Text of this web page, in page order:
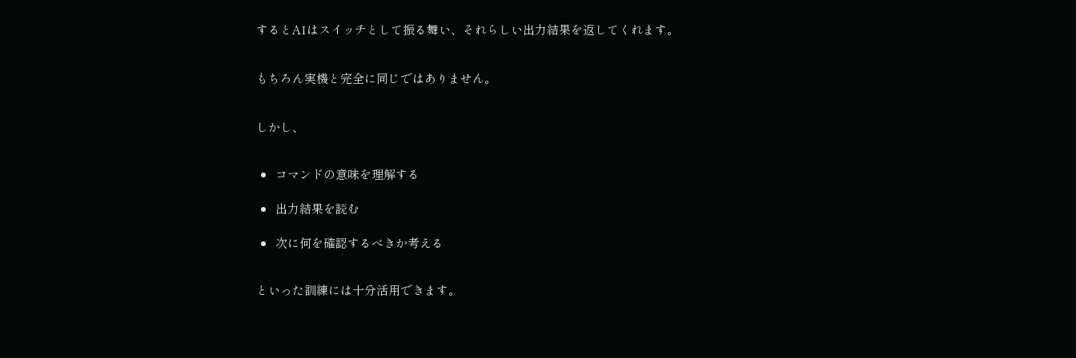
するとAIはスイッチとして振る舞い、それらしい出力結果を返してくれます。
もちろん実機と完全に同じではありません。
しかし、
コマンドの意味を理解する
出力結果を読む
次に何を確認するべきか考える
といった訓練には十分活用できます。